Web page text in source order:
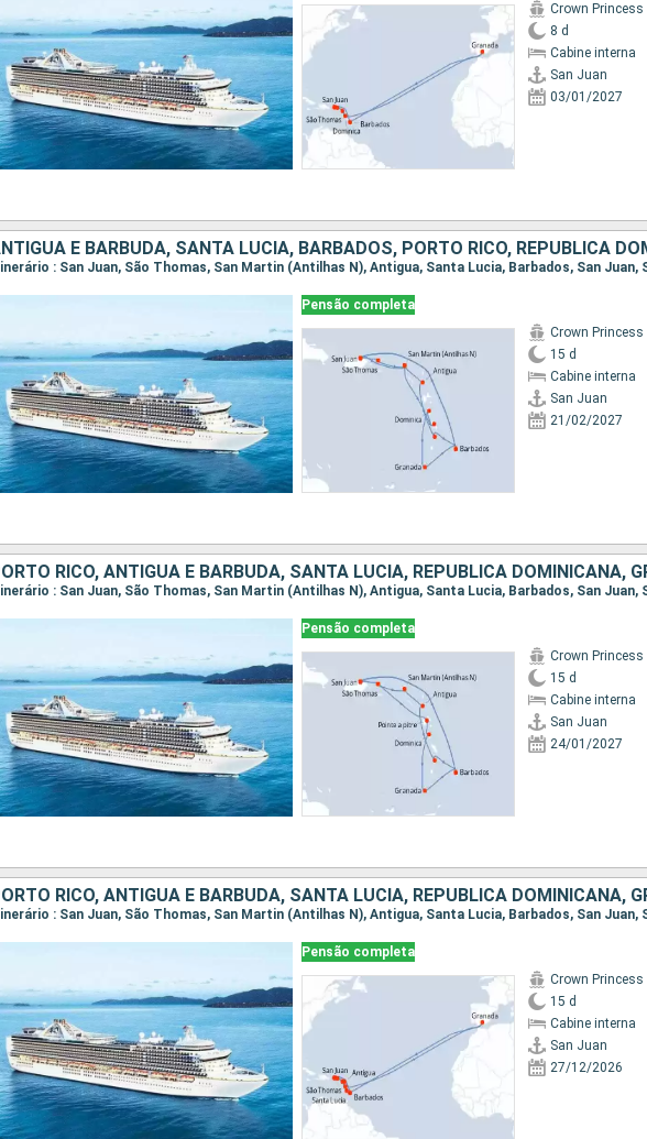
Crown Princess
8 d
Cabine interna
San Juan
03/01/2027
Pensão completa
Crown Princess
15 d
Cabine interna
San Juan
21/02/2027
Pensão completa
Crown Princess
15 d
Cabine interna
San Juan
24/01/2027
Pensão completa
Crown Princess
15 d
Cabine interna
San Juan
27/12/2026